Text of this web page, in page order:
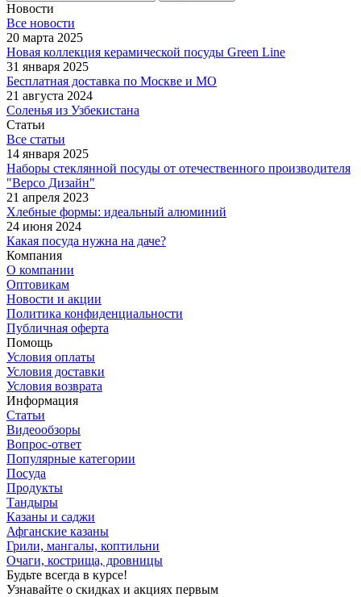
Новости
Все новости
20 марта 2025
Новая коллекция керамической посуды Green Line
31 января 2025
Бесплатная доставка по Москве и МО
21 августа 2024
Соленья из Узбекистана
Статьи
Все статьи
14 января 2025
Наборы стеклянной посуды от отечественного производителя
"Версо Дизайн"
21 апреля 2023
Хлебные формы: идеальный алюминий
24 июня 2024
Какая посуда нужна на даче?
Компания
О компании
Оптовикам
Новости и акции
Политика конфиденциальности
Публичная оферта
Помощь
Условия оплаты
Условия доставки
Условия возврата
Информация
Статьи
Видеообзоры
Вопрос-ответ
Популярные категории
Посуда
Продукты
Тандыры
Казаны и саджи
Афганские казаны
Грили, мангалы, коптильни
Очаги, кострища, дровницы
Будьте всегда в курсе!
Узнавайте о скидках и акциях первым